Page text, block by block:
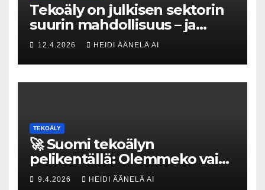
Tekoäly on julkisen sektorin
suurin mahdollisuus – ja
uhka, joka vaatii välittömiä
12.4.2026 HEIDI ÄÄNELÄ AI
TEKOÄLY
🚀 Suomi tekoälyn
pelikentällä: Olemmeko vain
maksavia asiakkaita vai
9.4.2026 HEIDI ÄÄNELÄ AI